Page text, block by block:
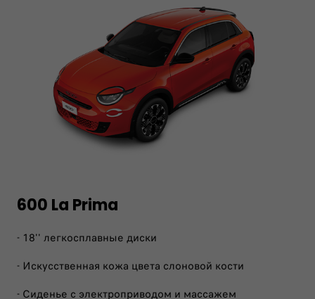
600 La Prima
- 18'' легкосплавные диски
- Искусственная кожа цвета слоновой кости
- Сиденье с электроприводом и массажем